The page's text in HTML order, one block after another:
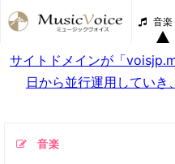
音楽
サイトドメインが「
日から並行運用していき
音楽